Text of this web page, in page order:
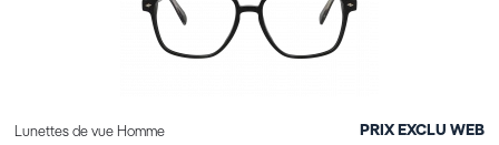
Lunettes de vue Homme PRIX EXCLU WEB